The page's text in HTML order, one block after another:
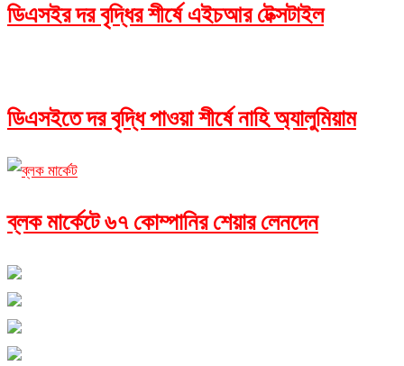
ডিএসইর দর বৃদ্ধির শীর্ষে এইচআর টেক্সটাইল
ডিএসইতে দর বৃদ্ধি পাওয়া শীর্ষে নাহি অ্যালুমিয়াম
ব্লক মার্কেটে ৬৭ কোম্পানির শেয়ার লেনদেন